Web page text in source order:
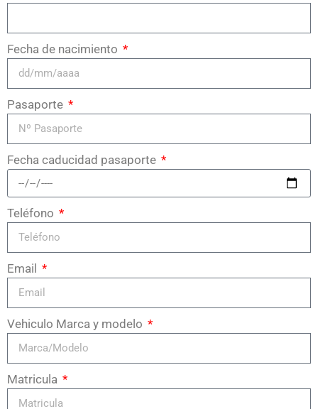
Fecha de nacimiento
Pasaporte
Fecha caducidad pasaporte
Teléfono
Email
Vehiculo Marca y modelo
Matricula